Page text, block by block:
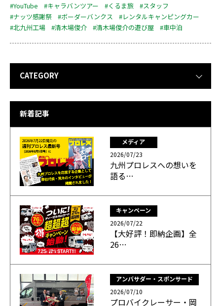
#YouTube
#キャラバンツアー #くるま旅
#スタッフ
#ナッツ感謝祭
#ボーダーバンクス
#レンタルキャンピングカー
#北九州工場
#清木場俊介 #清木場俊介の遊び屋 #車中泊
CATEGORY
新着記事
メディア
2026/07/23
九州プロレスへの想いを
語る…
キャンペーン
2026/07/22
【大好評！即納企画】全
26…
アンバサダー・スポンサード
2026/07/10
プロバイクレーサー・岡